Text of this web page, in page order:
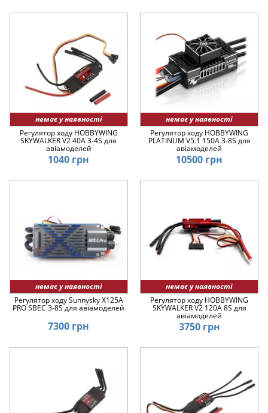
немає у наявності
Регулятор ходу HOBBYWING
SKYWALKER V2 40A 3-4S для
авіамоделей
1040 грн
немає у наявності
Регулятор ходу HOBBYWING
PLATINUM V5.1 150A 3-8S для
авіамоделей
10500 грн
немає у наявності
Регулятор ходу Sunnysky X125A
PRO SBEC 3-8S для авіамоделей
7300 грн
немає у наявності
Регулятор ходу HOBBYWING
SKYWALKER V2 120A 8S для
авіамоделей
3750 грн